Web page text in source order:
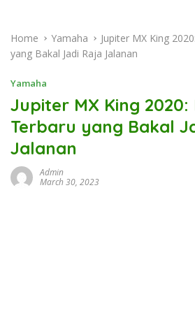
Home Yamaha
Jupiter MX King
yang Bakal Jadi Raja Jalanan
Yamaha
Jupiter MX King
Terbaru yang Bakal
Jalanan
Admin
March 30, 2023